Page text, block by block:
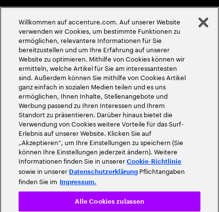
Globale Meritokratie
2026Accenture. Alle Rechte vorbehalten
Willkommen auf accenture.com. Auf unserer Website
verwenden wir Cookies, um bestimmte Funktionen zu
ermöglichen, relevantere Informationen für Sie
bereitzustellen und um Ihre Erfahrung auf unserer
Website zu optimieren. Mithilfe von Cookies können wir
ermitteln, welche Artikel für Sie am interessantesten
sind. Außerdem können Sie mithilfe von Cookies Artikel
ganz einfach in sozialen Medien teilen und es uns
ermöglichen, Ihnen Inhalte, Stellenangebote und
Werbung passend zu Ihren Interessen und Ihrem
Standort zu präsentieren. Darüber hinaus bietet die
Verwendung von Cookies weitere Vorteile für das Surf-
Erlebnis auf unserer Website. Klicken Sie auf
„Akzeptieren“, um Ihre Einstellungen zu speichern (Sie
können Ihre Einstellungen jederzeit ändern). Weitere
Informationen finden Sie in unsererCookie-Richtlinie
sowie in unserer Datenschutzerklärung Pflichtangaben
finden Sie im Impressum.
Alle Cookies zulassen